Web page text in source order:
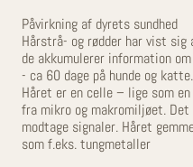
Påvirkning af dyrets sundhed
Hårstrå- og rødder har vist
de akkumulerer information
- ca 60 dage på hunde og katte.
Håret er en celle – lige som
fra mikro og makromiljøet. Det
modtage signaler. Håret
som f.eks. tungmetaller